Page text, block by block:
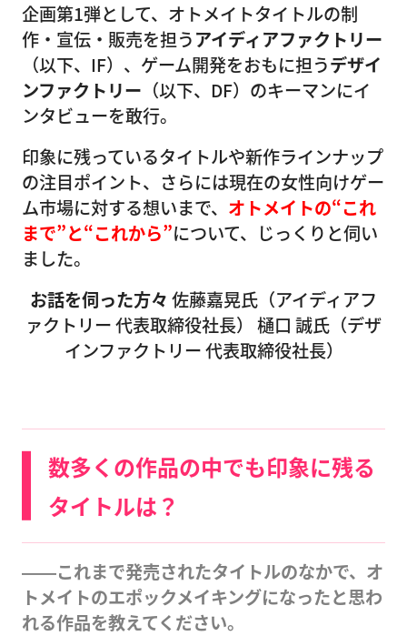
企画第1弾として、オトメイトタイトルの制
作・宣伝・販売を担うアイディアファクトリー
（以下、IF）、ゲーム開発をおもに担うデザイ
ンファクトリー （以下、DF）のキーマンにイ
ンタビューを敢行。
印象に残っているタイトルや新作ラインナップ
の注目ポイント、さらには現在の女性向けゲー
ム市場に対する想いまで、 オトメイトの“これ
まで”と“これから”について、じっくりと伺い
ました。
お話を伺った方々 佐藤嘉晃氏（アイディアフ
ァクトリー 代表取締役社長） 樋口 誠氏（デザ
インファクトリー 代表取締役社長）
数多くの作品の中でも印象に残る
タイトルは？
――これまで発売されたタイトルのなかで、オ
トメイトのエポックメイキングになったと思わ
れる作品を教えてください。